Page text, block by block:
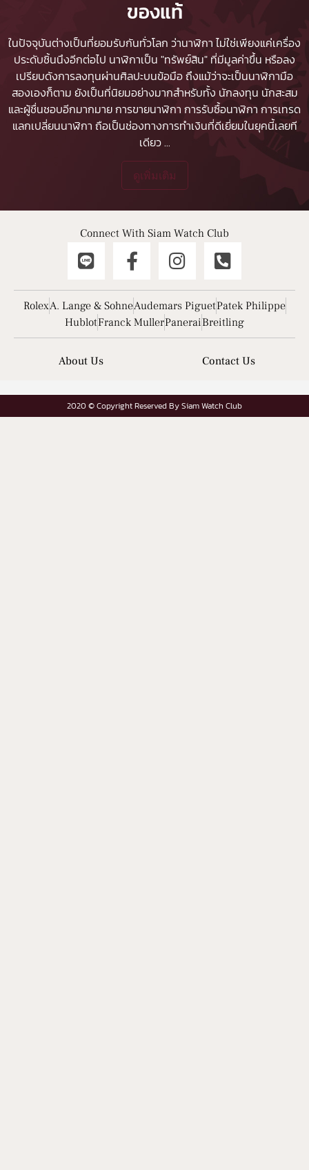
ของแท้
ในปัจจุบันต่างเป็นที่ยอมรับกันทั่วโลก ว่านาฬิกา ไม่ใช่เพียงแค่เครื่อง
ประดับชิ้นนึงอีกต่อไป นาฬิกาเป็น "ทรัพย์สิน" ที่มีมูลค่าขึ้น หรือลง
เปรียบดังการลงทุนผ่านศิลปะบนข้อมือ ถึงแม้ว่าจะเป็นนาฬิกามือ
สองเองก็ตาม ยังเป็นที่นิยมอย่างมากสำหรับทั้ง นักลงทุน นักสะสม
และผู้ชื่นชอบอีกมากมายการขายนาฬิกา การรับซื้อนาฬิกา การเทรด
แลกเปลี่ยนนาฬิกา ถือเป็นช่องทางการทำเงินที่ดีเยี่ยมในยุคนี้เลยที
เดียว...
ดูเพิ่มเติม
Connect With Siam Watch Club
RolexA. Lange & SohneAudemars PiguetPatek Philippe
HublotFranck MullerPaneraiBreitling
About Us Contact Us
2020 © Copyright Reserved By Siam Watch Club